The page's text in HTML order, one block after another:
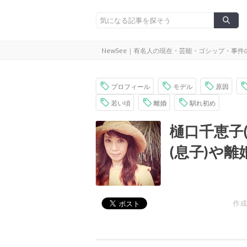
NewSee｜有名人の現在・芸能・ゴシップ・事件
プロフィール モデル 原因
若い頃 離婚 馴れ初め
樋口千恵
(息子)や離
作